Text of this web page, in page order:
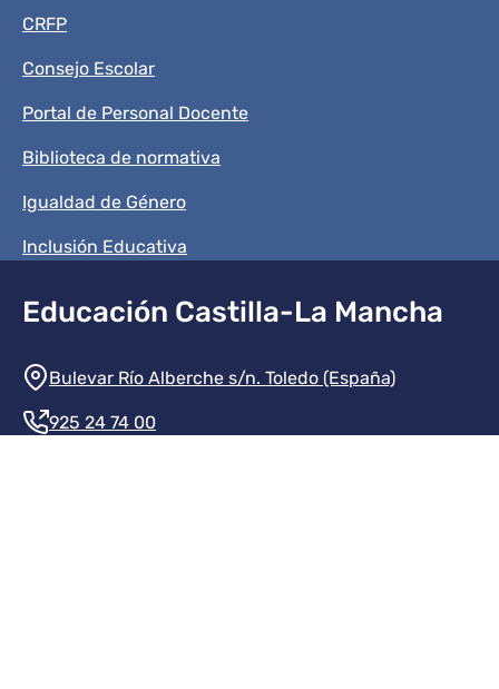
CRFP
Consejo Escolar
Portal de Personal Docente
Biblioteca de normativa
Igualdad de Género
Inclusión Educativa
Educación Castilla-La Mancha
Información de la institución
Bulevar Río Alberche s/n. Toledo (España)
925 24 74 00